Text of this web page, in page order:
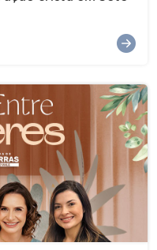
Profissional
FAÇA